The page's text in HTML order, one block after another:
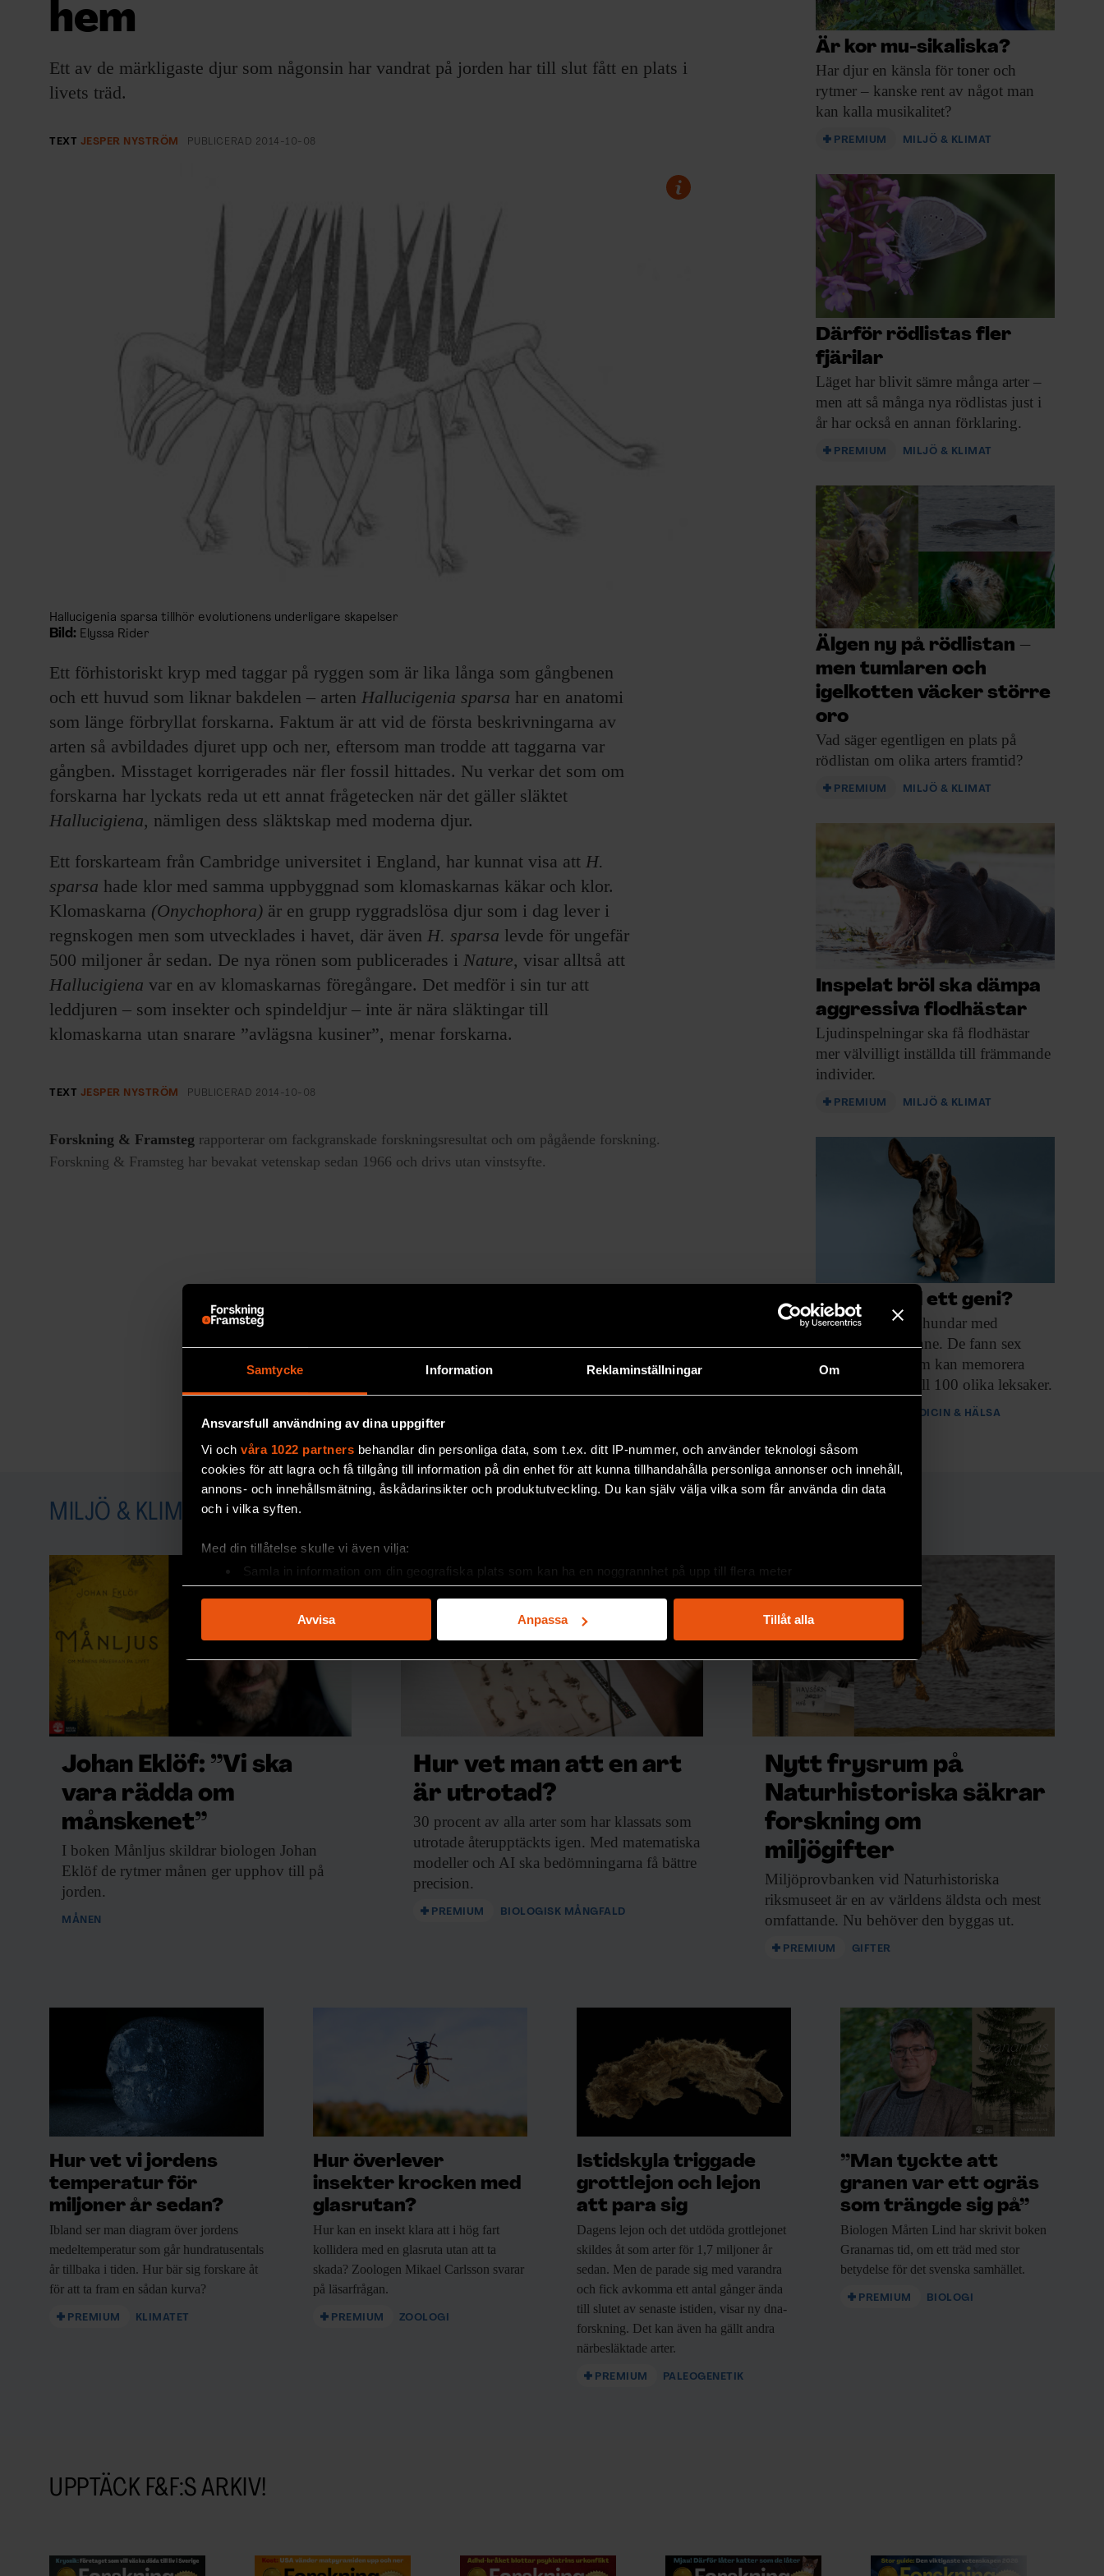
Samtycke Information Reklaminställningar Om
Ansvarsfull användning av dina uppgifter
Vi och våra 1022 partners behandlar din personliga data, som t.ex. ditt IP-nummer, och använder teknologi såsom
cookies för att lagra och få tillgång till information på din enhet för att kunna tillhandahålla personliga annonser och innehåll,
annons- och innehållsmätning, åskådarinsikter och produktutveckling. Du kan själv välja vilka som får använda din data
och i vilka syften.
Med din tillåtelse skulle vi även vilja:
Samla in information om din geografiska plats som kan ha en noggrannhet på upp till flera meter
Identifiera din enhet genom att aktivt skanna den för specifika kännetecken (fingeravtryck)
Ta reda på mer om hur dina personliga uppgifter behandlas och ställ in dina preferenser i
detaljsektionen. Du kan ändra
Vi använder enhetsidentifierare för att anpassa innehållet och annonserna till användarna, tillhandahålla funktioner för
sociala medier och analysera vår trafik. Vi vidarebefordrar även sådana identifierare och annan information från din enhet
till de sociala medier och annons- och analysföretag som vi samarbetar med. Dessa kan i sin tur kombinera informationen
med annan information som du har tillhandahållit eller som de har samlat in när du har använt deras tjänster.
Avvisa Anpassa Tillåt alla
EVENEMANG & RESOR
SHOP
KONTAKTA F&F
SKRIV I F&F
hem
Ett av de märkligaste djur som någonsin har vandrat på jorden har till slut fått en plats i
livets träd.
TEXT JESPER NYSTRÖM PUBLICERAD 2014-10-08
Hallucigenia sparsa tillhör evolutionens underligare skapelser
Bild: Elyssa Rider
Ett förhistoriskt kryp med taggar på ryggen som är lika långa som gångbenen
och ett huvud som liknar bakdelen – arten Hallucigenia sparsa har en anatomi
som länge förbryllat forskarna. Faktum är att vid de första beskrivningarna av
arten så avbildades djuret upp och ner, eftersom man trodde att taggarna var
gångben. Misstaget korrigerades när fler fossil hittades. Nu verkar det som om
forskarna har lyckats reda ut ett annat frågetecken när det gäller släktet
Hallucigiena, nämligen dess släktskap med moderna djur.
Ett forskarteam från Cambridge universitet i England, har kunnat visa att H.
sparsa hade klor med samma uppbyggnad som klomaskarnas käkar och klor.
Klomaskarna (Onychophora) är en grupp ryggradslösa djur som i dag lever i
regnskogen men som utvecklades i havet, där även H. sparsa levde för ungefär
500 miljoner år sedan. De nya rönen som publicerades i Nature, visar alltså att
Hallucigiena var en av klomaskarnas föregångare. Det medför i sin tur att
leddjuren – som insekter och spindeldjur – inte är nära släktingar till
klomaskarna utan snarare ”avlägsna kusiner”, menar forskarna.
TEXT JESPER NYSTRÖM PUBLICERAD 2014-10-08
Forskning & Framsteg rapporterar om fackgranskade forskningsresultat och om pågående forskning.
Forskning & Framsteg har bevakat vetenskap sedan 1966 och drivs utan vinstsyfte.
Är kor mu-sikaliska?
Har djur en känsla för toner och
rytmer – kanske rent av något man
kan kalla musikalitet?
PREMIUM MILJÖ & KLIMAT
Därför rödlistas fler
fjärilar
Läget har blivit sämre många arter –
men att så många nya rödlistas just i
år har också en annan förklaring.
PREMIUM MILJÖ & KLIMAT
Älgen ny på rödlistan –
men tumlaren och
igelkotten väcker större
oro
Vad säger egentligen en plats på
rödlistan om olika arters framtid?
PREMIUM MILJÖ & KLIMAT
Inspelat bröl ska dämpa
aggressiva flodhästar
Ljudinspelningar ska få flodhästar
mer välvilligt inställda till främmande
individer.
PREMIUM MILJÖ & KLIMAT
Är din hund ett geni?
Forskarna letade hundar med
exceptionellt minne. De fann sex
border collies som kan memorera
namnet på upp till 100 olika leksaker.
MEDICIN & HÄLSA
MILJÖ & KLIMAT
Johan Eklöf: ”Vi ska
vara rädda om
månskenet”
I boken Månljus skildrar biologen Johan
Eklöf de rytmer månen ger upphov till på
jorden.
MÅNEN
Hur vet man att en art
är utrotad?
30 procent av alla arter som har klassats som
utrotade återupptäckts igen. Med matematiska
modeller och AI ska bedömningarna få bättre
precision.
PREMIUM BIOLOGISK MÅNGFALD
Nytt frysrum på
Naturhistoriska säkrar
forskning om
miljögifter
Miljöprovbanken vid Naturhistoriska
riksmuseet är en av världens äldsta och mest
omfattande. Nu behöver den byggas ut.
PREMIUM GIFTER
Hur vet vi jordens
temperatur för
miljoner år sedan?
Ibland ser man diagram över jordens
medeltemperatur som går hundratusentals
år tillbaka i tiden. Hur bär sig forskare åt
för att ta fram en sådan kurva?
PREMIUM KLIMATET
Hur överlever
insekter krocken med
glasrutan?
Hur kan en insekt klara att i hög fart
kollidera med en glasruta utan att ta
skada? Zoologen Mikael Carlsson svarar
på läsarfrågan.
PREMIUM ZOOLOGI
Istidskyla triggade
grottlejon och lejon
att para sig
Dagens lejon och det utdöda grottlejonet
skildes åt som arter för 1,7 miljoner år
sedan. Men de parade sig med varandra
och fick avkomma ett antal gånger ända
till slutet av senaste istiden, visar ny dna-
forskning. Det kan även ha gällt andra
närbesläktade arter.
PREMIUM PALEOGENETIK
”Man tyckte att
granen var ett ogräs
som trängde sig på”
Biologen Mårten Lind har skrivit boken
Granarnas tid, om ett träd med stor
betydelse för det svenska samhället.
PREMIUM BIOLOGI
UPPTÄCK F&F:S ARKIV!